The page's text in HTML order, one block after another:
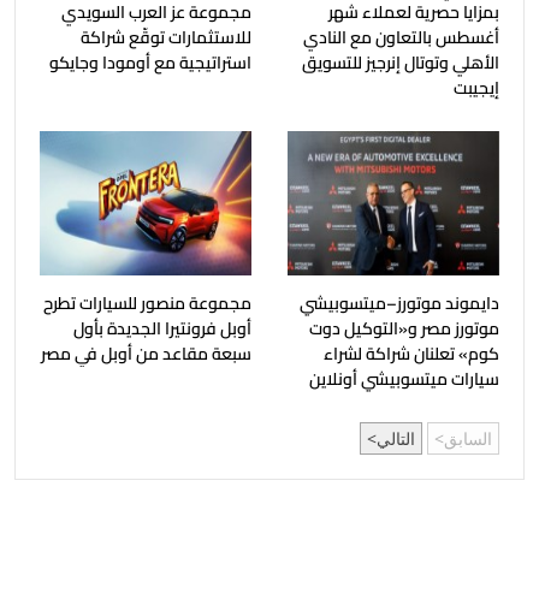
بمزايا حصرية لعملاء شهر
أغسطس بالتعاون مع النادي
الأهلي وتوتال إنرجيز للتسويق
إيجيبت
مجموعة عز العرب السويدي
للاستثمارات توقّع شراكة
استراتيجية مع أومودا وجايكو
دايموند موتورز–ميتسوبيشي
موتورز مصر و«التوكيل دوت
كوم» تعلنان شراكة لشراء
سيارات ميتسوبيشي أونلاين
مجموعة منصور للسيارات تطرح
أوبل فرونتيرا الجديدة بأول
سبعة مقاعد من أوبل في مصر
السابق التالي